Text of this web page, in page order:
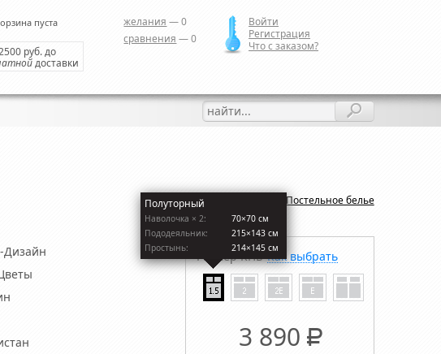
пуста
руб. до
доставки
желания —0
сравнения —0
Войти
Регистрация
Что с заказом?
Постельное белье
Дизайн
Размер КПБ Как выбрать
Полуторный
Наволочкa × 2:
70×70 см
Пододеяльник:
215×143 см
Простынь:
214×145 см
3 890Р